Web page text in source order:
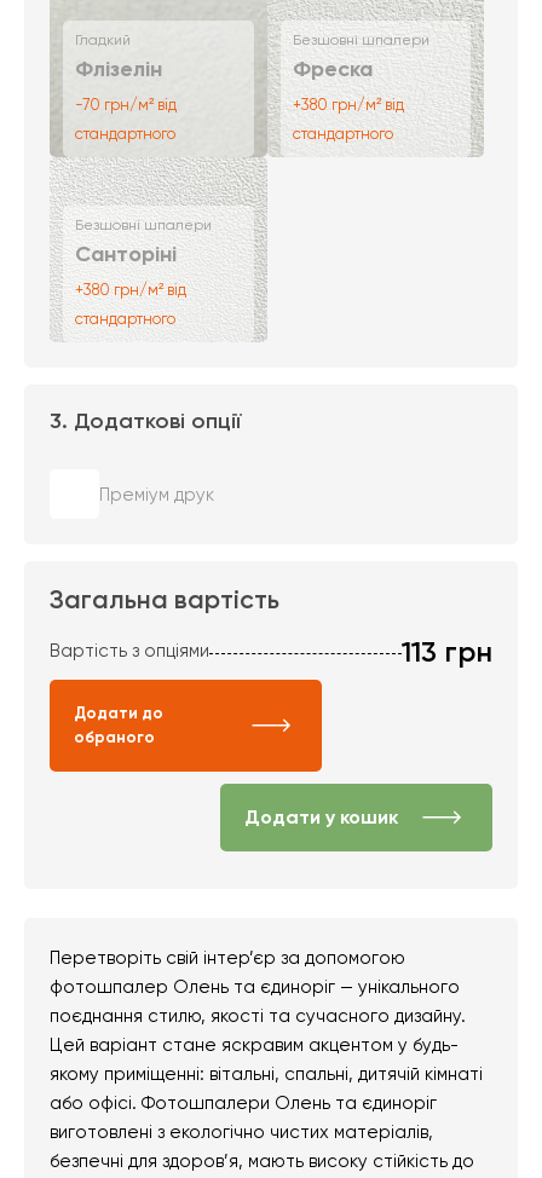
Гладкий
Флізелін
-70 грн/м² від
стандартного
Безшовні шпалери
Фреска
+380 грн/м² від
стандартного
Безшовні шпалери
Санторіні
+380 грн/м² від
стандартного
3. Додаткові опції
Преміум друк
Загальна вартість
Вартість з опціями 113 грн
Додати до
обраного
Додати у кошик
Перетворіть свій інтер’єр за допомогою
фотошпалер Олень та єдиноріг — унікального
поєднання стилю, якості та сучасного дизайну.
Цей варіант стане яскравим акцентом у будь-
якому приміщенні: вітальні, спальні, дитячій кімнаті
або офісі. Фотошпалери Олень та єдиноріг
виготовлені з екологічно чистих матеріалів,
безпечні для здоров’я, мають високу стійкість до